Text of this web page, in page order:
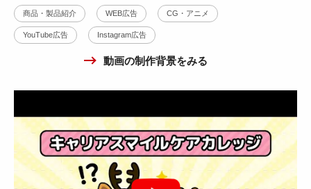
商品・製品紹介 WEB広告 CG・アニメ
YouTube広告 Instagram広告
動画の制作背景をみる
ゴルフ場予約サービス動画広告
10万円～30万円 WEB広告 YouTube広告
30万円～50万円
商品・製品紹介 WEB広告
3DCG・3Dホログラム YouTube広告 Instagram広告